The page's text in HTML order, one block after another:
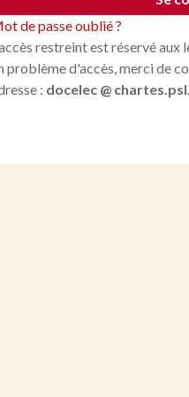
de passe oublié ?
restreint est réservé aux
problème d'accès, merci de
: docelec @